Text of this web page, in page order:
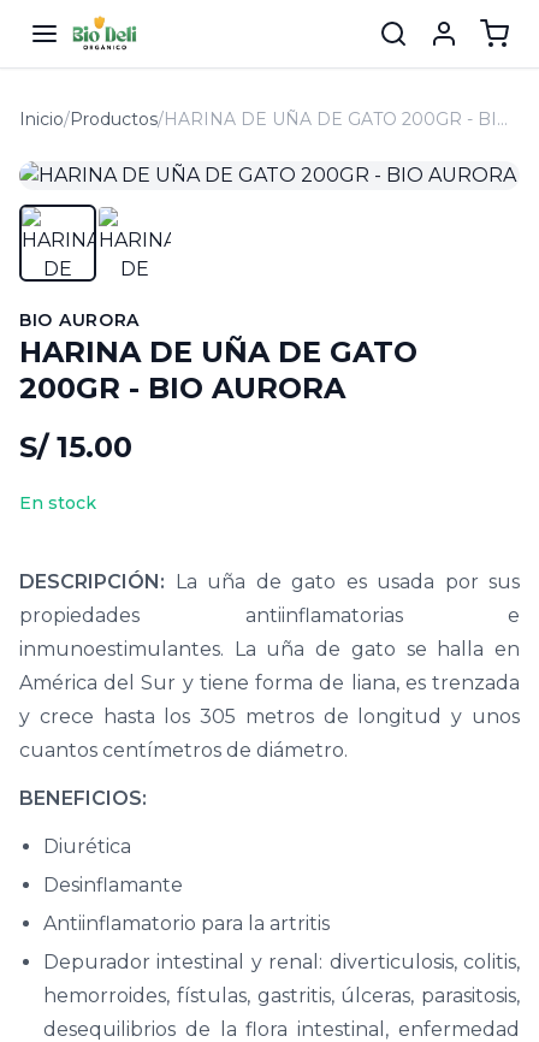
Inicio/Productos/ HARINA DE UÑA DE GATO 200GR - BIO AURORA
BIO AURORA
HARINA DE UÑA DE GATO
200GR - BIO AURORA
S/ 15.00
En stock
DESCRIPCIÓN: La uña de gato es usada por sus
propiedades antiinflamatorias e
inmunoestimulantes. La uña de gato se halla en
América del Sur y tiene forma de liana, es trenzada
y crece hasta los 305 metros de longitud y unos
cuantos centímetros de diámetro.
BENEFICIOS:
Diurética
Desinflamante
Antiinflamatorio para la artritis
Depurador intestinal y renal: diverticulosis, colitis,
hemorroides, fístulas, gastritis, úlceras, parasitosis,
desequilibrios de la flora intestinal, enfermedad